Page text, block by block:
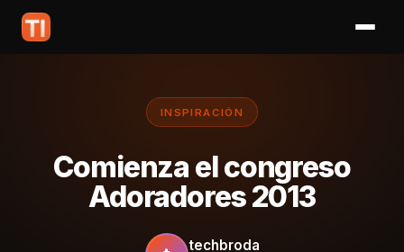
INSPIRACIÓN
Comienza el congreso
Adoradores 2013
techbroda